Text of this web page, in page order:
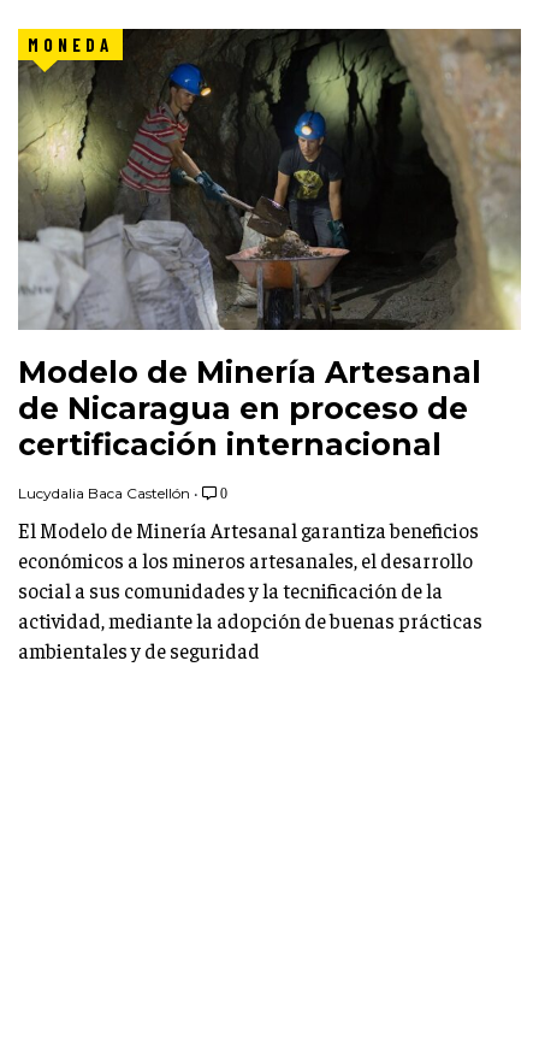
MONEDA
Modelo de Minería Artesanal
de Nicaragua en proceso de
certificación internacional
Lucydalia Baca Castellón • 0
El Modelo de Minería Artesanal garantiza beneficios
económicos a los mineros artesanales, el desarrollo
social a sus comunidades y la tecnificación de la
actividad, mediante la adopción de buenas prácticas
ambientales y de seguridad